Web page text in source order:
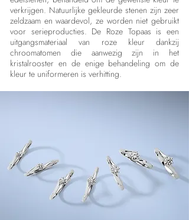
verkrijgen. Natuurlijke gekleurde stenen zijn zeer
zeldzaam en waardevol, ze worden niet gebruikt
voor serieproducties. De Roze Topaas is een
uitgangsmateriaal van roze kleur dankzij
chroomatomen die aanwezig zijn in het
kristalrooster en de enige behandeling om de
kleur te uniformeren is verhitting.